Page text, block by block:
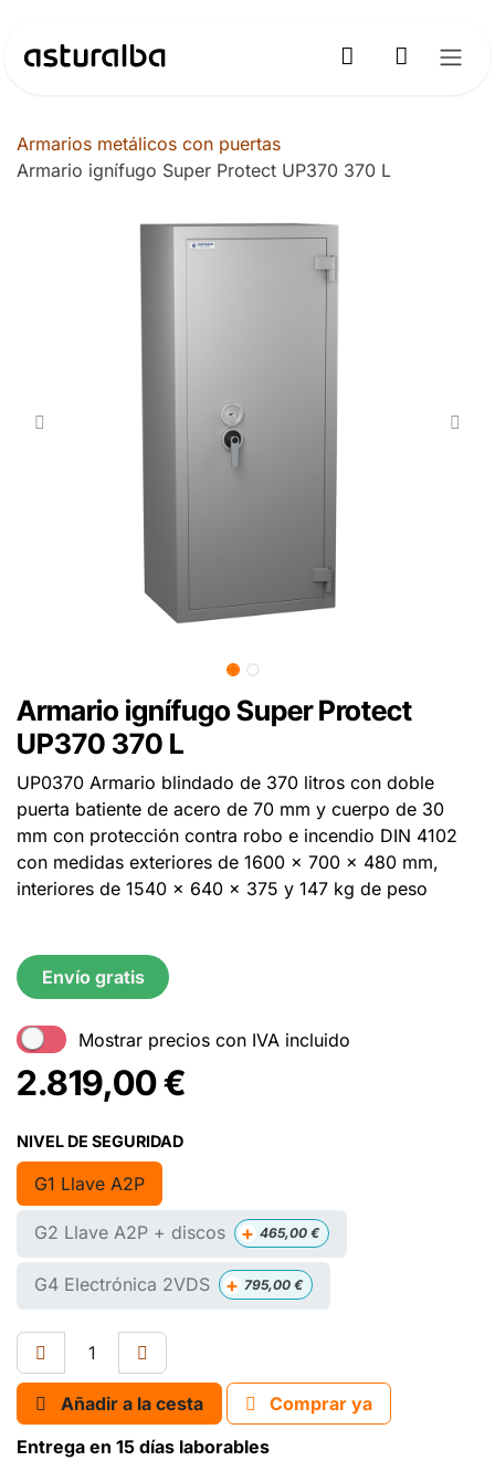
Armarios metálicos con puertas
Armario ignífugo Super Protect UP370 370 L
Armario ignífugo Super Protect
UP370 370 L
UP0370 Armario blindado de 370 litros con doble
puerta batiente de acero de 70 mm y cuerpo de 30
mm con protección contra robo e incendio DIN 4102
con medidas exteriores de 1600 x 700 x 480 mm,
interiores de 1540 x 640 x 375 y 147 kg de peso
Envío gratis
Mostrar precios con IVA incluido
2.819,00€
NIVEL DE SEGURIDAD
G1 Llave A2P
G2 Llave A2P + discos + 465,00 €
G4 Electrónica 2VDS + 795,00 €
Añadir a la cesta
Comprar ya
Entrega en 15 días laborables